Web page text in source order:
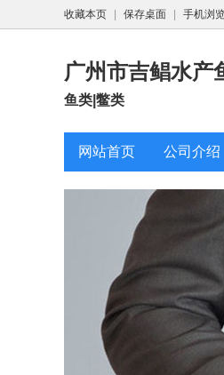
收藏本页 保存桌面 手机浏
广州市吉鲳水产
鱼类|鳖类
网站首页 公司介绍